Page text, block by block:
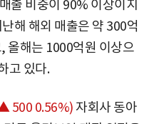
출 비중이 90% 이상이지
해 해외 매출은 약 300억
올해는 1000억원 이상으
고 있다.
500 0.56%) 자회사 동아